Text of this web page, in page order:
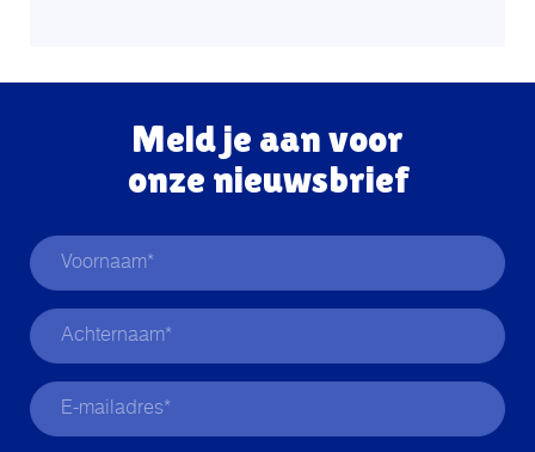
Meld je aan voor
onze nieuwsbrief